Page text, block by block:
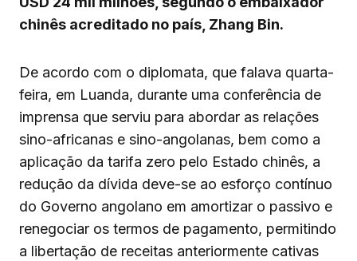
chinês acreditado no país, Zhang Bin.
De acordo com o diplomata, que falava quarta-
feira, em Luanda, durante uma conferência de
imprensa que serviu para abordar as relações
sino-africanas e sino-angolanas, bem como a
aplicação da tarifa zero pelo Estado chinês, a
redução da dívida deve-se ao esforço contínuo
do Governo angolano em amortizar o passivo e
renegociar os termos de pagamento, permitindo
a libertação de receitas anteriormente cativas